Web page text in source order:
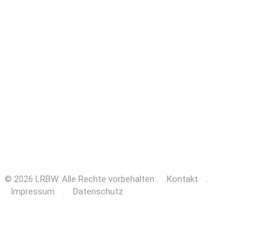
© 2026 LRBW. Alle Rechte vorbehalten . Kontakt
.
Impressum
. Datenschutz